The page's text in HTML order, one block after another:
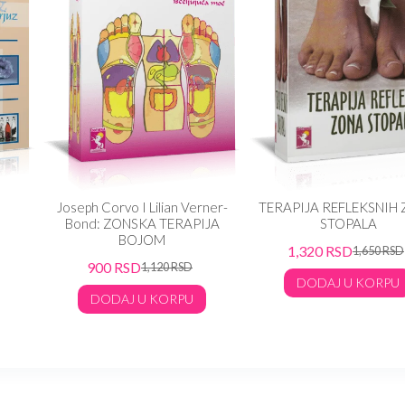
Joseph Corvo I Lilian Verner-
Bond: ZONSKA TERAPIJA
BOJOM
1,120RSD
900RSD
DODAJ U KORPU
TERAPIJA REFLEKSNIH
STOPALA
1,650RSD
1,320RSD
DODAJ U KORPU